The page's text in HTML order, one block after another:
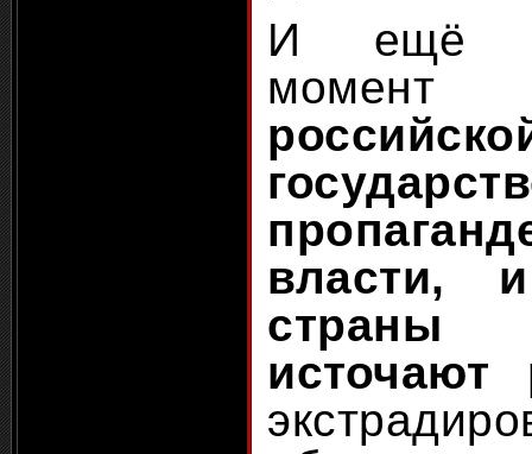
И ещё
власти,
источают